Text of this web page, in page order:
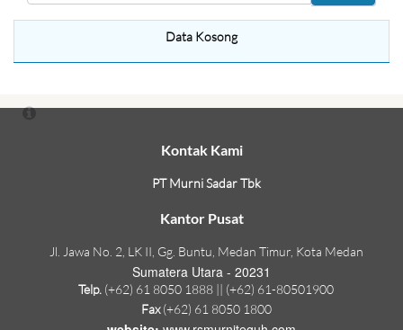
Data Kosong
Kontak Kami
PT Murni Sadar Tbk
Kantor Pusat
Jl. Jawa No. 2, LK II, Gg. Buntu, Medan Timur, Kota Medan
Sumatera Utara - 20231
Telp. (+62) 61 8050 1888 || (+62) 61-80501900
Fax(+62) 61 8050 1800